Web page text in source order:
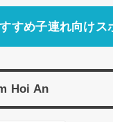
すめ子連れ向けス
Hoi An